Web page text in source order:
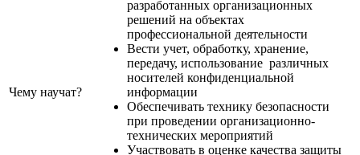
Чему научат?
разработанных организационных
решений на объектах
профессиональной деятельности
Вести учет, обработку, хранение,
передачу, использование различных
носителей конфиденциальной
информации
Обеспечивать технику безопасности
при проведении организационно-
технических мероприятий
Участвовать в оценке качества защиты